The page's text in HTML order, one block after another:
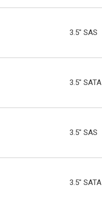
3.5" SAS
3.5" SATA
3.5" SAS
3.5" SATA